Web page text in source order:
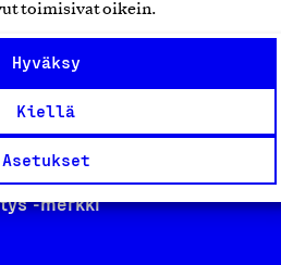
toimisivat oikein.
Hyväksy
Kiellä
Asetukset
-merkki